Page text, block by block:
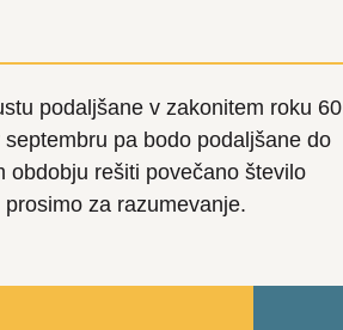
podaljšane v zakonitem roku 60
pa bodo podaljšane do
obdobju rešiti povečano število
za razumevanje.